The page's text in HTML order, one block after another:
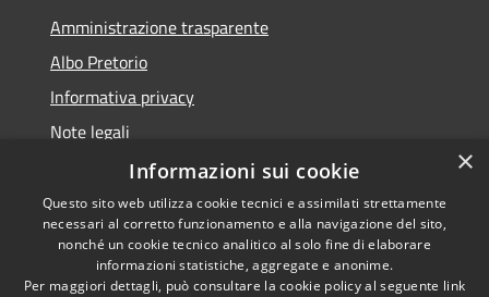
Amministrazione trasparente
Albo Pretorio
Informativa privacy
Note legali
Dichiarazione di accessibilità
RSS
Copyright © 2026 • Comune di
×
Informazioni sui cookie
Questo sito web utilizza cookie tecnici e assimilati strettamente
necessari al corretto funzionamento e alla navigazione del sito,
nonché un cookie tecnico analitico al solo fine di elaborare
informazioni statistiche, aggregate e anonime.
Per maggiori dettagli, può consultare la cookie policy al seguente link